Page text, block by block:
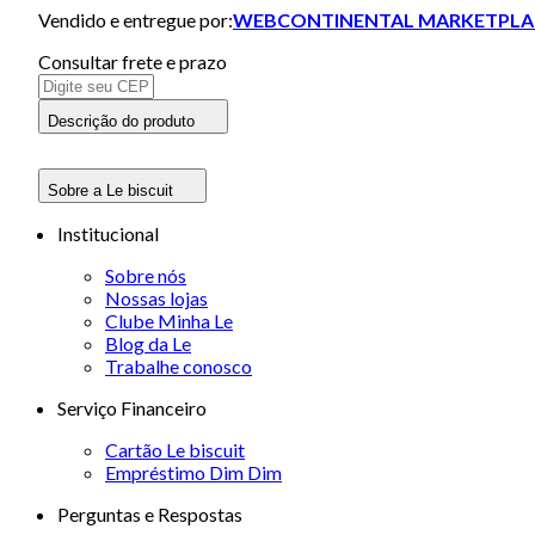
Vendido e entregue por:WEBCONTINENTAL
Consultar frete e prazo
Descrição do produto
Sobre a Le biscuit
Institucional
Sobre nós
Nossas lojas
Clube Minha Le
Blog da Le
Trabalhe conosco
Serviço Financeiro
Cartão Le biscuit
Empréstimo Dim Dim
Perguntas e Respostas